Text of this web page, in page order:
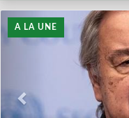
A LA UNE